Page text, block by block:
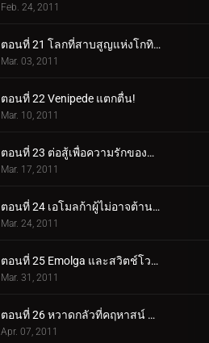
Feb. 24, 2011
ตอนที่ 21 โลกที่สาบสูญแห่งโกทิเทล!
Mar. 03, 2011
ตอนที่ 22 Venipede แตกตื่น!
Mar. 10, 2011
ตอนที่ 23 ต่อสู้เพื่อความรักของพวกแมลง!
Mar. 17, 2011
ตอนที่ 24 เอโมลก้าผู้ไม่อาจต้านทานได้!
Mar. 24, 2011
ตอนที่ 25 Emolga และสวิตช์โวลต์ใหม่!
Mar. 31, 2011
ตอนที่ 26 หวาดกลัวที่คฤหาสน์ Litwick!
Apr. 07, 2011